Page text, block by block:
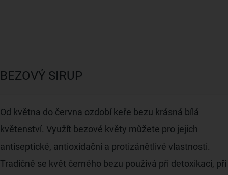
BEZOVÝ SIRUP
Od května do června ozdobí keře bezu krásná bílá
květenství. Využít bezové květy můžete pro jejich
antiseptické, antioxidační a protizánětlivé vlastnosti.
Tradičně se květ černého bezu používá při detoxikaci, při